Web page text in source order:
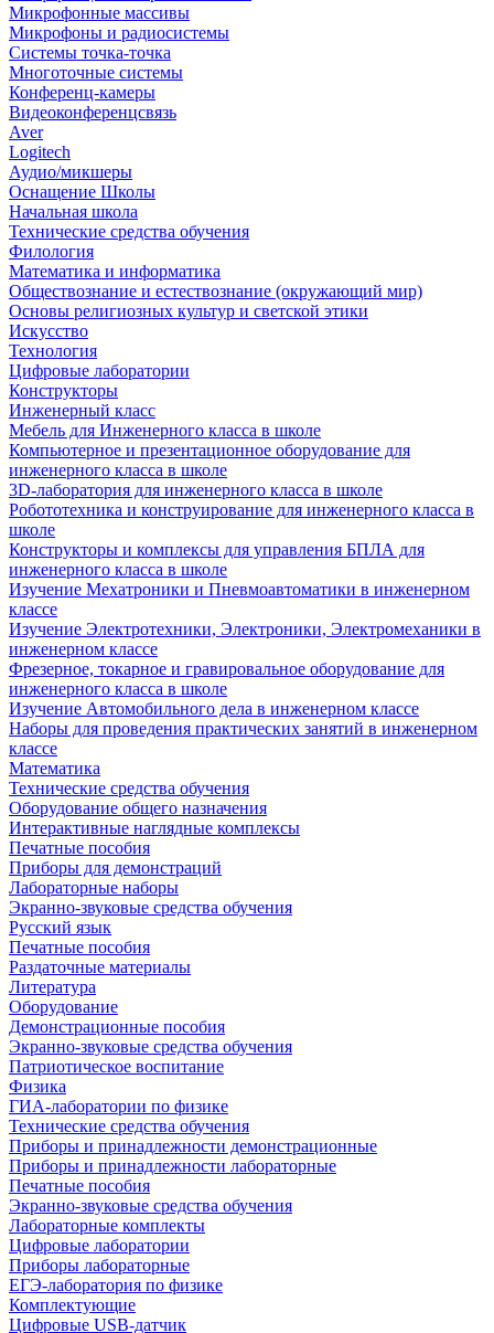
Микрофонные массивы
Микрофоны и радиосистемы
Системы точка-точка
Многоточные системы
Конференц-камеры
Видеоконференцсвязь
Aver
Logitech
Аудио/микшеры
Оснащение Школы
Начальная школа
Технические средства обучения
Филология
Математика и информатика
Обществознание и естествознание (окружающий мир)
Основы религиозных культур и светской этики
Искусство
Технология
Цифровые лаборатории
Конструкторы
Инженерный класс
Мебель для Инженерного класса в школе
Компьютерное и презентационное оборудование для
инженерного класса в школе
3D-лаборатория для инженерного класса в школе
Робототехника и конструирование для инженерного класса в
школе
Конструкторы и комплексы для управления БПЛА для
инженерного класса в школе
Изучение Мехатроники и Пневмоавтоматики в инженерном
классе
Изучение Электротехники, Электроники, Электромеханики в
инженерном классе
Фрезерное, токарное и гравировальное оборудование для
инженерного класса в школе
Изучение Автомобильного дела в инженерном классе
Наборы для проведения практических занятий в инженерном
классе
Математика
Технические средства обучения
Оборудование общего назначения
Интерактивные наглядные комплексы
Печатные пособия
Приборы для демонстраций
Лабораторные наборы
Экранно-звуковые средства обучения
Русский язык
Печатные пособия
Раздаточные материалы
Литература
Оборудование
Демонстрационные пособия
Экранно-звуковые средства обучения
Патриотическое воспитание
Физика
ГИА-лаборатории по физике
Технические средства обучения
Приборы и принадлежности демонстрационные
Приборы и принадлежности лабораторные
Печатные пособия
Экранно-звуковые средства обучения
Лабораторные комплекты
Цифровые лаборатории
Приборы лабораторные
ЕГЭ-лаборатория по физике
Комплектующие
Цифровые USB-датчик